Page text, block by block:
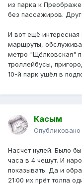
из парка к
без пассажиров.
И вот ещё
маршруты,
метро "Щёлковская"
троллейбусы,
10-й парк ушёл в
Касым
Опубликовано
Насчет нулей. Было
часа в 4 чешут. И
показывать. Да и
21:00 их прёт толпа